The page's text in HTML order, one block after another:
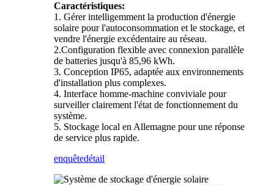
Caractéristiques:
1. Gérer intelligemment la production d'énergie
solaire pour l'autoconsommation et le stockage, et
vendre l'énergie excédentaire au réseau.
2.Configuration flexible avec connexion parallèle
de batteries jusqu'à 85,96 kWh.
3. Conception IP65, adaptée aux environnements
d'installation plus complexes.
4. Interface homme-machine conviviale pour
surveiller clairement l'état de fonctionnement du
système.
5. Stockage local en Allemagne pour une réponse
de service plus rapide.
enquêtedétail